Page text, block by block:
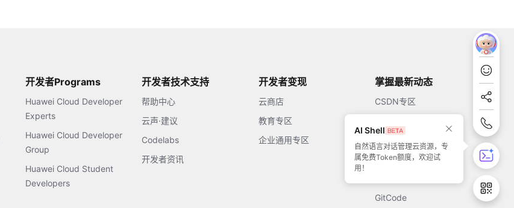
开发者Programs
Huawei Cloud Developer
Experts
Huawei Cloud Developer
Group
Huawei Cloud Student
Developers
开发者技术支持
帮助中心
云声·建议
Codelabs
开发者资讯
开发者变现
云商店
教育专区
企业通用专区
掌握最新动态
CSDN专区
51CTO
GitCode
AI Shell
自然语言对话管理云资源，专
属免费Token额度，欢迎试
用！